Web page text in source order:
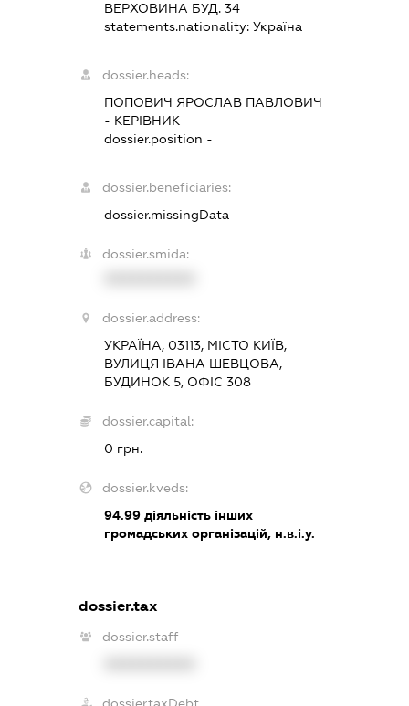
ВЕРХОВИНА БУД. 34
statements.nationality:Україна
dossier.heads:
ПОПОВИЧ ЯРОСЛАВ ПАВЛОВИЧ
- КЕРІВНИК
dossier.position -
dossier.beneficiaries:
dossier.missingData
dossier.smida:
dossier.address:
УКРАЇНА, 03113, МІСТО КИЇВ,
ВУЛИЦЯ ІВАНА ШЕВЦОВА,
БУДИНОК 5, ОФІС 308
dossier.capital:
0 грн.
dossier.kveds:
94.99 діяльність інших
громадських організацій, н.в.і.у.
dossier.tax
dossier.staff